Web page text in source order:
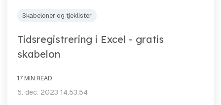
Skabeloner og tjeklister
Tidsregistrering i Excel - gratis
skabelon
17 MIN READ
5. dec. 2023 14.53.54